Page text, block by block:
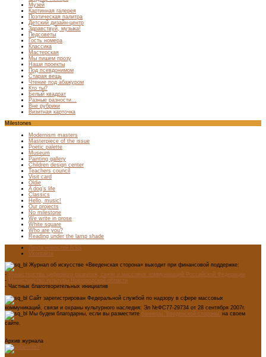
Музей
Картинная галерея
Поэтическая палитра
Детский дизайн-центр
Здравствуй, музыка!
Педсоветы
Гость номера
Классика
Мастерская
Мы пишем прозу
Наши проекты
Под псевдонимом
Старая вещь
Чтение под абажуром
Кто ты?
Белый квадрат
Разные разности…
Вне рубрики
Визитная карточка
Milestones
Modernism masters
Masterpiece of the issue
Poetic palette
Museum
Painting gallery
Children design center
Teachers council
Visit card
Oldie
A dog’s life
Classics
Hello, music!
Our projects
No milestone
We write in prose
White square
Who are you?
Reading under the lamp shade
Лента новостей RSS
Vkontakte
Журнал об искусстве «Введенская сторона» выходит при финансовой поддержке:
- Министерства цифрового развития, связи и массовых коммуникаций Российской Федерации
- Министерство культуры Новгородской области
- Частных благотворительных инициатив
Сайт зарегистрирован Федеральной службой по надзору в сфере массовых
коммуникаций, связи и охраны культурного наследия: Эл №ФС77-29734 от 28 сентября 2007г.
Мы будем благодарны, если вы разместите баннеры "Введенской стороны" на своем
сайте.
Архив журнала